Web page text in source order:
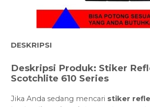
DESKRIPSI
Deskripsi Produk: Stiker
Scotchlite 610 Series
Jika Anda sedang mencari stiker